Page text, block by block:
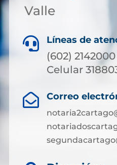
Valle
 Líneas de
(602) 2142000
Celular
 Correo